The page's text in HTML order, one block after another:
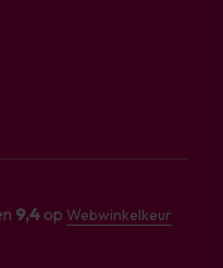
9,4op Webwinkelkeur